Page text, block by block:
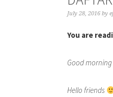
July 28, 2016 by
You are
Good
Hello friends